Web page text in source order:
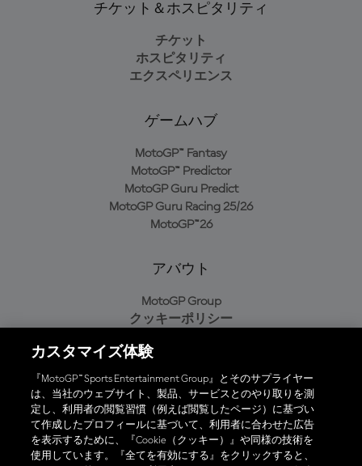
チケット＆ホスピタリティ
チケット
ホスピタリティ
エクスペリエンス
ゲームハブ
MotoGP™ Fantasy
MotoGP™ Predictor
MotoGP Guru Predict
MotoGP Guru Racing 25/26
MotoGP™26
アバウト
MotoGP Group
クッキーポリシー
プライバシーポリシー
購入ポリシー
オフィシャルアプリ
カスタマイズ体験
『MotoGP™ Sports Entertainment Group』とそのサプライヤー
は、当社のウェブサイト、製品、サービスとのやり取りを測
定し、利用者の閲覧習慣（例えば閲覧したページ）に基づい
て作成したプロフィールに基づいて、利用者に合わせた広告
を表示するために、『Cookie（クッキー）』や同様の技術を
使用しています。『全てを有効にする』をクリックすると、